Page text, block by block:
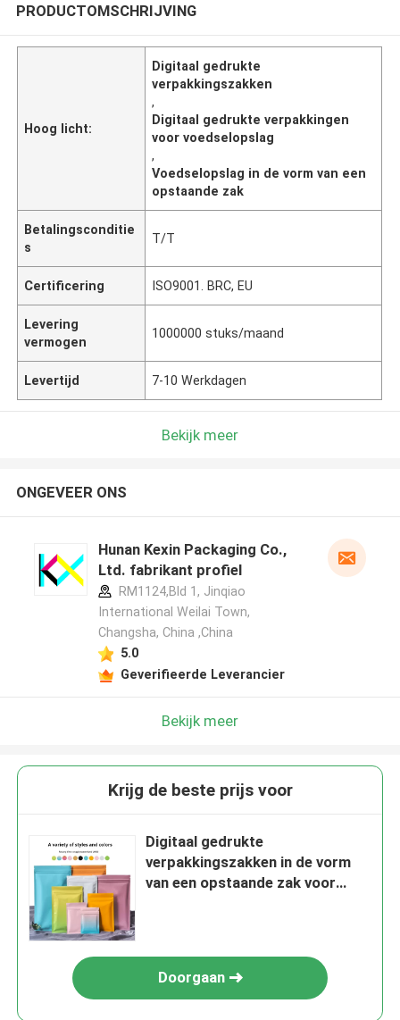
PRODUCTOMSCHRIJVING
Hoog licht:
Digitaal gedrukte
verpakkingszakken
,
Digitaal gedrukte verpakkingen
voor voedselopslag
,
Voedselopslag in de vorm van een
opstaande zak
Betalingsconditie
s
T/T
Certificering ISO9001. BRC, EU
Levering
vermogen
1000000 stuks/maand
Levertijd 7-10 Werkdagen
Bekijk meer
ONGEVEER ONS
Hunan Kexin Packaging Co.,
Ltd. fabrikant profiel
RM1124,Bld 1, Jinqiao
International Weilai Town,
Changsha, China ,China
5.0
Geverifieerde Leverancier
Bekijk meer
Krijg de beste prijs voor
Digitaal gedrukte
verpakkingszakken in de vorm
van een opstaande zak voor
Doorgaan